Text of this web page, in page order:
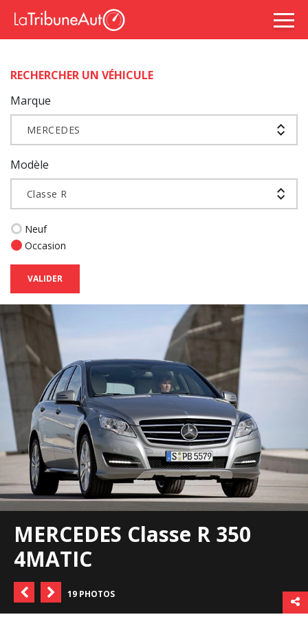
RECHERCHER UN VÉHICULE
Marque
MERCEDES
Modèle
Classe R
Neuf
Occasion
VALIDER
MERCEDES Classe R 350
4MATIC
19 PHOTOS